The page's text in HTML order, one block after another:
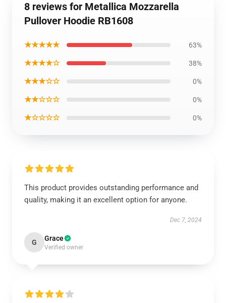
8 reviews for Metallica Mozzarella
Pullover Hoodie RB1608
★★★★★ 63%
★★★★☆ 38%
★★★☆☆ 0%
★★☆☆☆ 0%
★☆☆☆☆ 0%
This product provides outstanding performance and
quality, making it an excellent option for anyone.
Dec 7, 2024
G Grace
Verified owner